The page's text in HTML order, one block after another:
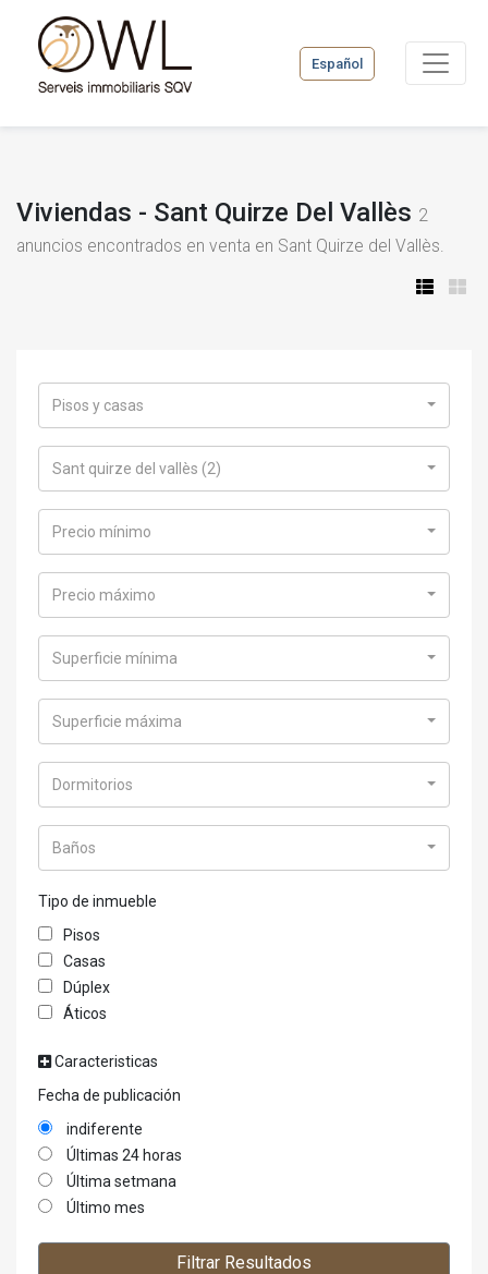
Español
Viviendas - Sant Quirze Del Vallès 2
anuncios encontrados en venta en Sant Quirze del Vallès.
Pisos y casas
Sant quirze del vallès (2)
Precio mínimo
Precio máximo
Superficie mínima
Superficie máxima
Dormitorios
Baños
Tipo de inmueble
Pisos
Casas
Dúplex
Áticos
Caracteristicas
Fecha de publicación
indiferente
Últimas 24 horas
Última setmana
Último mes
Filtrar Resultados